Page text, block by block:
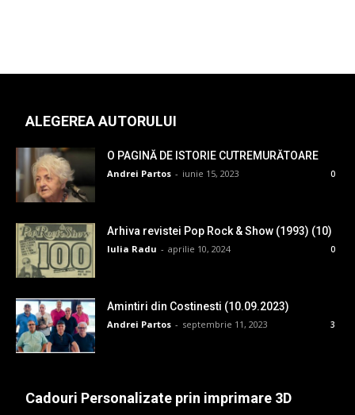
ALEGEREA AUTORULUI
O PAGINĂ DE ISTORIE CUTREMURĂTOARE
Andrei Partos - iunie 15, 2023 0
Arhiva revistei Pop Rock & Show (1993) (10)
Iulia Radu - aprilie 10, 2024 0
Amintiri din Costinesti (10.09.2023)
Andrei Partos - septembrie 11, 2023 3
Cadouri Personalizate prin imprimare 3D